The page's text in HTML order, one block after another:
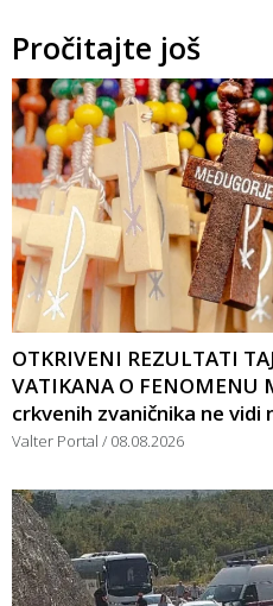
Pročitajte još
OTKRIVENI REZULTATI
VATIKANA O FENOMENU
crkvenih zvaničnika ne vidi
Valter Portal 08.08.2026